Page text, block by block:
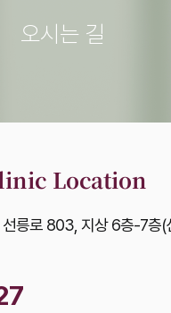
오시는 길
Location
릉로 803, 지상 6층-7층(